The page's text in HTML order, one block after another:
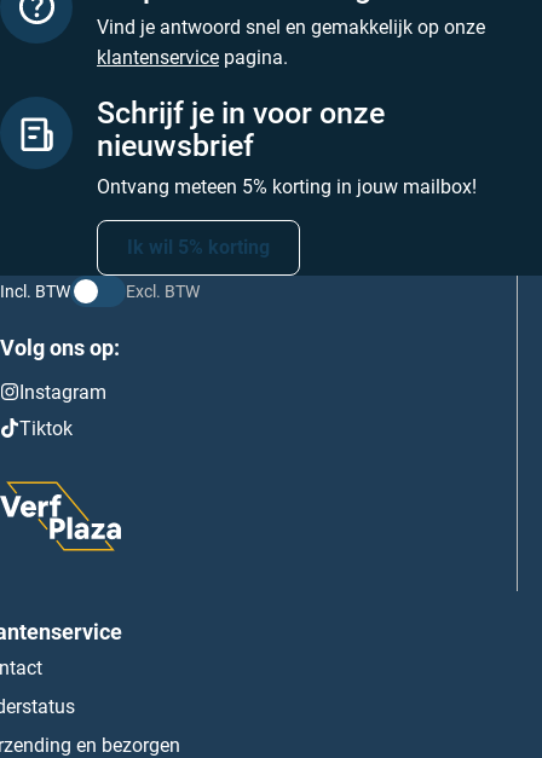
Vind je antwoord snel en gemakkelijk op onze
klantenservice pagina.
Schrijf je in voor onze
nieuwsbrief
Ontvang meteen 5% korting in jouw mailbox!
Ik wil 5% korting
Incl. BTW Excl. BTW
Volg ons op:
Instagram
Tiktok
en bezorgen